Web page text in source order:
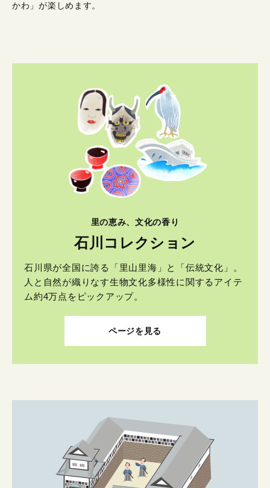
かわ」が楽しめます。
里の恵み、文化の香り
石川コレクション
石川県が全国に誇る「里山里海」と「伝統文化」。
人と自然が織りなす生物文化多様性に関するアイテ
ム約4万点をピックアップ。
ページを見る